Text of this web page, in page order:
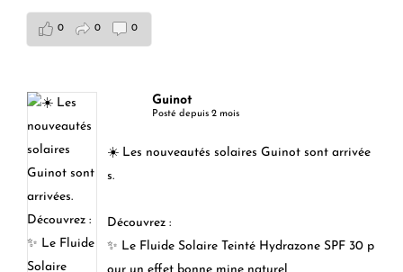
0 0 0
Guinot
Posté depuis 2 mois
☀️ Les nouveautés solaires Guinot sont arrivée
s.
Découvrez :
✨ Le Fluide Solaire Teinté Hydrazone SPF 30 p